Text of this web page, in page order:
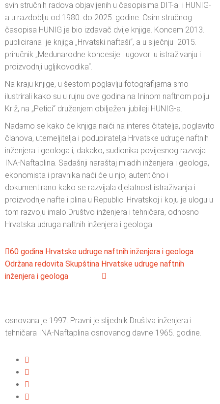
svih stručnih radova objavljenih u časopisima DIT-a i HUNIG-
a u razdoblju od 1980. do 2025. godine. Osim stručnog
časopisa HUNIG je bio izdavač dvije knjige. Koncem 2013.
publicirana je knjiga „Hrvatski naftaši“, a u siječnju 2015.
priručnik „Međunarodne koncesije i ugovori u istraživanju i
proizvodnji ugljikovodika“.
Na kraju knjige, u šestom poglavlju fotografijama smo
ilustrirali kako su u rujnu ove godina na Ininom naftnom polju
Križ, na „Petici“ druženjem obilježeni jubileji HUNIG-a.
Nadamo se kako će knjiga naići na interes čitatelja, poglavito
članova, utemeljitelja i podupiratelja Hrvatske udruge naftnih
inženjera i geologa i, dakako, sudionika povijesnog razvoja
INA-Naftaplina. Sadašnji naraštaj mladih inženjera i geologa,
ekonomista i pravnika naći će u njoj autentično i
dokumentirano kako se razvijala djelatnost istraživanja i
proizvodnje nafte i plina u Republici Hrvatskoj i koju je ulogu u
tom razvoju imalo Društvo inženjera i tehničara, odnosno
Hrvatska udruga naftnih inženjera i geologa.
60 godina Hrvatske udruge naftnih inženjera i geologa
Održana redovita Skupština Hrvatske udruge naftnih
inženjera i geologa
osnovana je 1997. Pravni je slijednik Društva inženjera i
tehničara INA-Naftaplina osnovanog davne 1965. godine.